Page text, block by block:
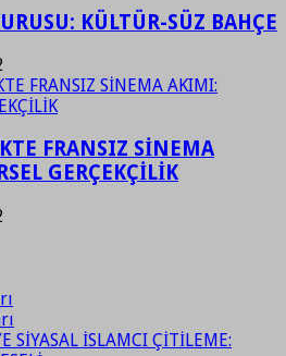
KÜLTÜR-SÜZ BAHÇE
FRANSIZ SİNEMA
GERÇEKÇİLİK